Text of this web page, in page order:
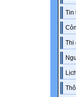
Tin
Thi